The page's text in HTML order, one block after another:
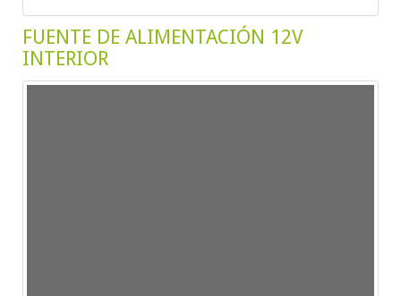
FUENTE DE ALIMENTACIÓN 12V
INTERIOR